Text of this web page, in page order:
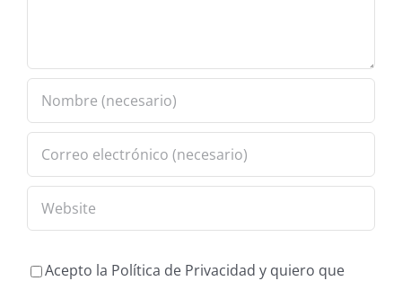
Acepto la Política de Privacidad y quiero que